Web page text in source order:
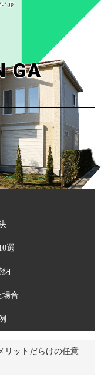
い.jp
GA
選
納
場合
リットだらけの任意